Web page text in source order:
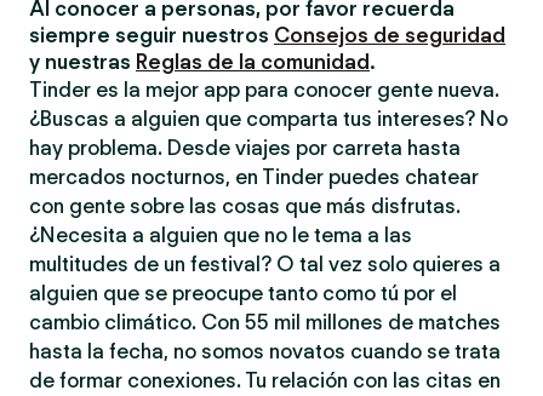
Al conocer a personas, por favor recuerda
siempre seguir nuestros Consejos de seguridad
y nuestras Reglas de la comunidad .
Tinder es la mejor app para conocer gente nueva.
¿Buscas a alguien que comparta tus intereses? No
hay problema. Desde viajes por carreta hasta
mercados nocturnos, en Tinder puedes chatear
con gente sobre las cosas que más disfrutas.
¿Necesita a alguien que no le tema a las
multitudes de un festival? O tal vez solo quieres a
alguien que se preocupe tanto como tú por el
cambio climático. Con 55 mil millones de matches
hasta la fecha, no somos novatos cuando se trata
de formar conexiones. Tu relación con las citas en